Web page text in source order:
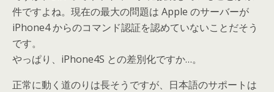
件ですよね。現在の最大の問題は Apple のサーバーが
iPhone4 からのコマンド認証を認めていないことだそう
です。
やっぱり、iPhone4S との差別化ですか…。
正常に動く道のりは長そうですが、日本語のサポートは